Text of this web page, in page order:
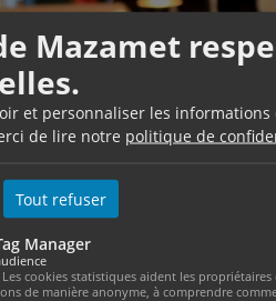
Mazamet
et personnaliser les
de lire notre politique de
Tout refuser
Manager
cookies statistiques aident les
de manière anonyme, à comprendre